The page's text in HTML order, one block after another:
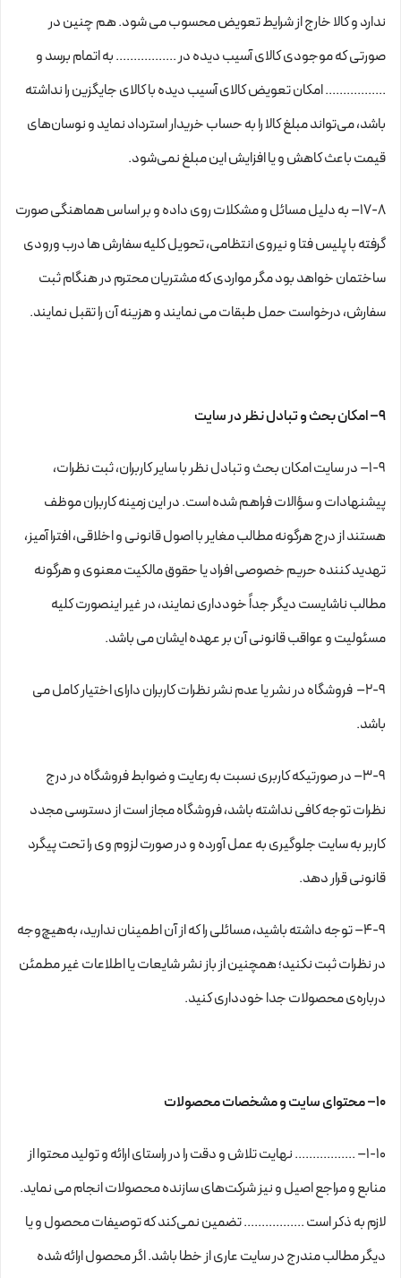
ندارد و کالا خارج از شرایط تعویض محسوب می شود. هم چنین در
صورتی که موجودی کالای آسیب دیده در ................. به اتمام برسد و
................. امکان تعویض کالای آسیب دیده با کالای جایگزین را نداشته
باشد، می‌تواند مبلغ کالا را به حساب خریدار استرداد نماید و نوسان‏‌های
قیمت باعث کاهش و یا افزایش این مبلغ نمی‌‏شود.
۱۷-۸– به دلیل مسائل و مشکلات روی داده و بر اساس هماهنگی صورت
گرفته با پلیس فتا و نیروی انتظامی، تحویل کلیه سفارش ها درب ورودی
ساختمان خواهد بود مگر مواردی که مشتریان محترم در هنگام ثبت
سفارش، درخواست حمل طبقات می نمایند و هزینه آن را تقبل نمایند.
۹– امکان بحث و تبادل نظر در سایت
۱-۹– در سایت امکان بحث و تبادل نظر با سایر کاربران، ثبت نظرات،
پیشنهادات و سؤالات فراهم شده است. در این زمینه کاربران موظف
هستند از درج هرگونه مطالب مغایر با اصول قانونی و اخلاقی، افترا آمیز،
تهدید کننده حریم خصوصی افراد یا حقوق مالکیت معنوی و هرگونه
مطالب ناشایست دیگر جداً خودداری نمایند، در غیر اینصورت کلیه
مسئولیت و عواقب قانونی آن بر عهده ایشان می باشد.
۲-۹– فروشگاه در نشر یا عدم نشر نظرات کاربران دارای اختیار کامل می
باشد.
۳-۹– در صورتیکه کاربری نسبت به رعایت و ضوابط فروشگاه در درج
نظرات توجه کافی نداشته باشد، فروشگاه مجاز است از دسترسی مجدد
کاربر به سایت جلوگیری به عمل آورده و در صورت لزوم وی را تحت پیگرد
قانونی قرار دهد.
۴-۹– توجه داشته باشید، مسائلی را که از آن اطمینان ندارید، به‌هیچ‌وجه
در نظرات ثبت نکنید؛ همچنین از باز نشر شایعات یا اطلاعات غیر مطمئن
درباره‌ی محصولات جدا خودداری کنید.
۱۰– محتوای سایت و مشخصات محصولات
۱-۱۰– ................. نهایت تلاش و دقت را در راستای ارائه و تولید محتوا از
منابع و مراجع اصیل و نیز شرکت‏‌های سازنده محصولات انجام می نماید.
لازم به ذکر است ................. تضمین نمی‏‌کند که توصیفات محصول و یا
دیگر مطالب مندرج در سایت عاری از خطا باشد. اگر محصول ارائه شده